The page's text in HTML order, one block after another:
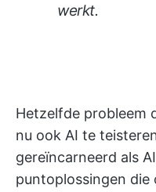
werkt.
Hetzelfde probleem
nu ook AI te
gereïncarneerd als
puntoplossingen die